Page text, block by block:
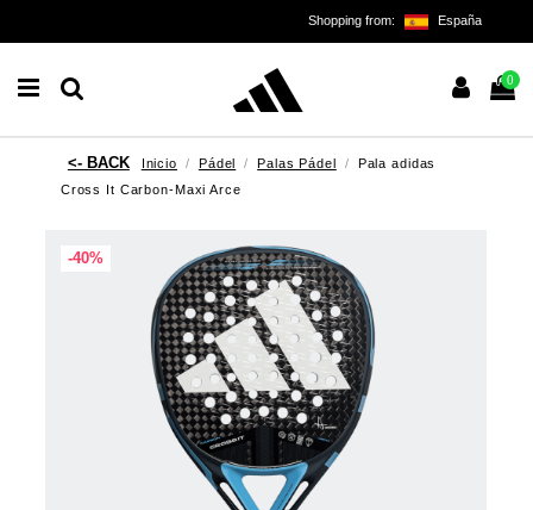
Shopping from: España
0
Inicio Pádel Palas Pádel
Pala adidas
Cross It Carbon-Maxi Arce
-40%